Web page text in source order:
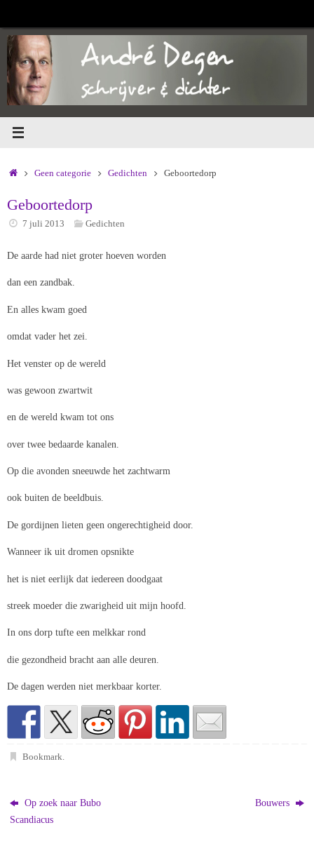
de
inhoud
HomeGeen categorie Gedichten Geboortedorp
Geboortedorp
7 juli 2013 Gedichten
De aarde had niet groter hoeven worden
dan een zandbak.
En alles kwam goed
omdat vader het zei.
Het venster op de wereld
was gewoon zwartwit
en de wereld kwam tot ons
over twee bedaarde kanalen.
Op die avonden sneeuwde het zachtwarm
ook buiten de beeldbuis.
De gordijnen lieten geen ongerechtigheid door.
Wanneer ik uit dromen opsnikte
het is niet eerlijk dat iedereen doodgaat
streek moeder die zwarigheid uit mijn hoofd.
In ons dorp tufte een melkkar rond
die gezondheid bracht aan alle deuren.
De dagen werden niet merkbaar korter.
Bookmark.
Op zoek naar Bubo
Scandiacus
Bouwers